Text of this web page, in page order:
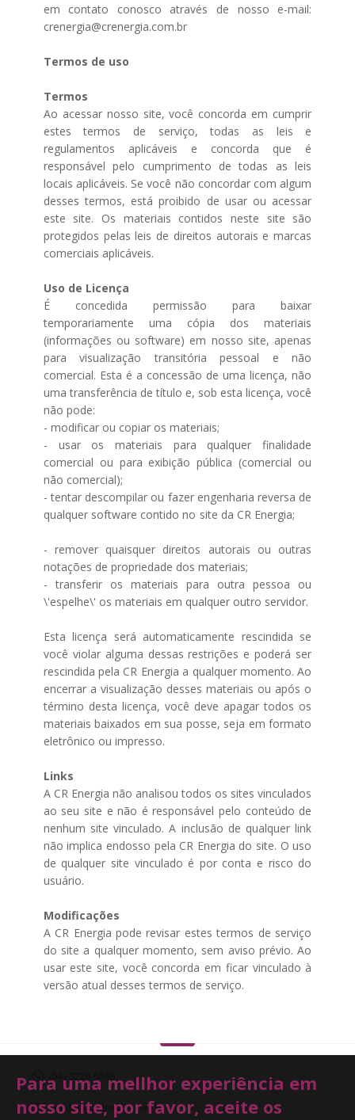
em contato conosco através de nosso e-mail:
crenergia@crenergia.com.br
Termos de uso
Termos
Ao acessar nosso site, você concorda em cumprir
estes termos de serviço, todas as leis e
regulamentos aplicáveis ​​e concorda que é
responsável pelo cumprimento de todas as leis
locais aplicáveis. Se você não concordar com algum
desses termos, está proibido de usar ou acessar
este site. Os materiais contidos neste site são
protegidos pelas leis de direitos autorais e marcas
comerciais aplicáveis.
Uso de Licença
É concedida permissão para baixar
temporariamente uma cópia dos materiais
(informações ou software) em nosso site, apenas
para visualização transitória pessoal e não
comercial. Esta é a concessão de uma licença, não
uma transferência de título e, sob esta licença, você
não pode:
- modificar ou copiar os materiais;
- usar os materiais para qualquer finalidade
comercial ou para exibição pública (comercial ou
não comercial);
- tentar descompilar ou fazer engenharia reversa de
qualquer software contido no site da CR Energia;
- remover quaisquer direitos autorais ou outras
notações de propriedade dos materiais;
- transferir os materiais para outra pessoa ou
\'espelhe\' os materiais em qualquer outro servidor.
Esta licença será automaticamente rescindida se
você violar alguma dessas restrições e poderá ser
rescindida pela CR Energia a qualquer momento. Ao
encerrar a visualização desses materiais ou após o
término desta licença, você deve apagar todos os
materiais baixados em sua posse, seja em formato
eletrônico ou impresso.
Links
A CR Energia não analisou todos os sites vinculados
ao seu site e não é responsável pelo conteúdo de
nenhum site vinculado. A inclusão de qualquer link
não implica endosso pela CR Energia do site. O uso
de qualquer site vinculado é por conta e risco do
usuário.
Modificações
A CR Energia pode revisar estes termos de serviço
do site a qualquer momento, sem aviso prévio. Ao
usar este site, você concorda em ficar vinculado à
versão atual desses termos de serviço.
vendas@crenergia.com.br
Para uma mellhor experiência em
nosso site, por favor, aceite os